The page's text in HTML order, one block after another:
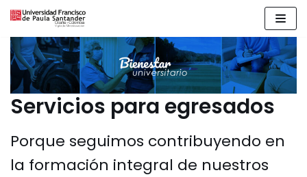
Saltar
contenido
Servicios para egresados
Porque seguimos contribuyendo en
la formación integral de nuestros